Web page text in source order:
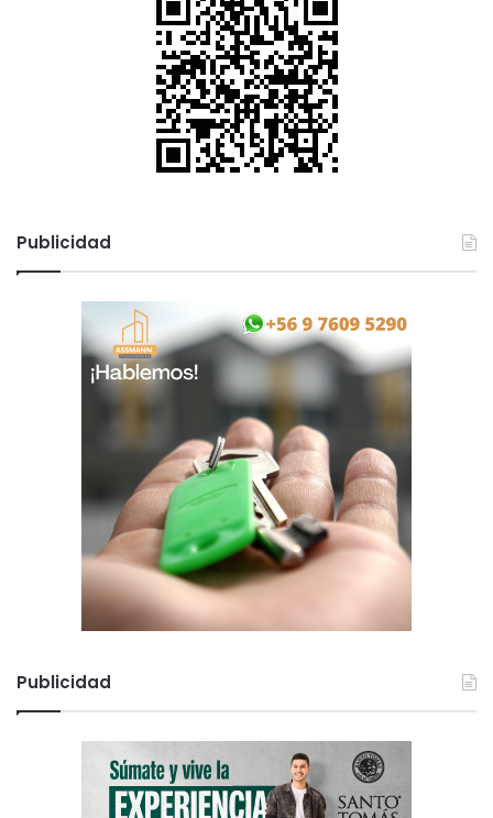
Publicidad
Publicidad